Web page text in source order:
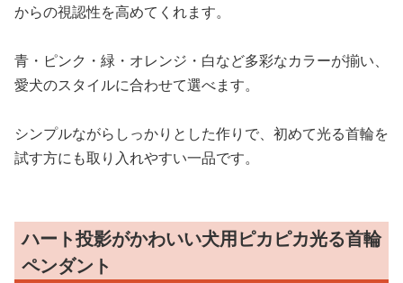
からの視認性を高めてくれます。
青・ピンク・緑・オレンジ・白など多彩なカラーが揃い、
愛犬のスタイルに合わせて選べます。
シンプルながらしっかりとした作りで、初めて光る首輪を
試す方にも取り入れやすい一品です。
ハート投影がかわいい犬用ピカピカ光る首輪
ペンダント